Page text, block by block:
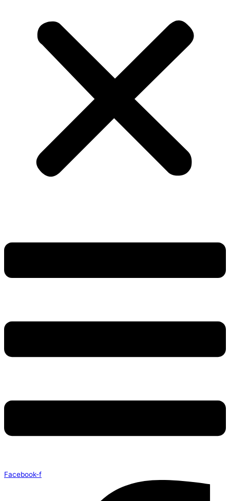
Facebook-f